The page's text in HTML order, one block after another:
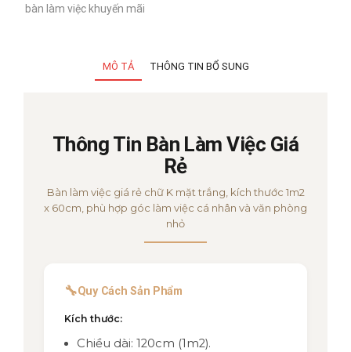
bàn làm việc khuyến mãi
MÔ TẢ THÔNG TIN BỔ SUNG
Thông Tin Bàn Làm Việc Giá
Rẻ
Bàn làm việc giá rẻ chữ K mặt trắng, kích thước 1m2
x 60cm, phù hợp góc làm việc cá nhân và văn phòng
nhỏ
🔧Quy Cách Sản Phẩm
Kích thước:
Chiều dài: 120cm (1m2).